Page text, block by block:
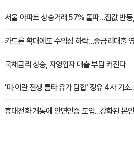
서울 아파트 상승거래 57% 돌파…집값 반등
카드론 확대에도 수익성 하락…중금리대출
국채금리 상승, 자영업자 대출 부담 커진다
'미·이란 전쟁 틈타 유가 담합' 정유 4사 기
휴대전화 개통에 안면인증 도입...강화된 본